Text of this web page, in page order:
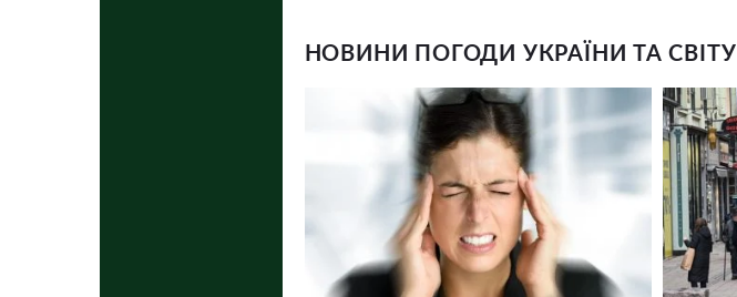
НОВИНИ ПОГОДИ УКРАЇНИ ТА СВІТУ